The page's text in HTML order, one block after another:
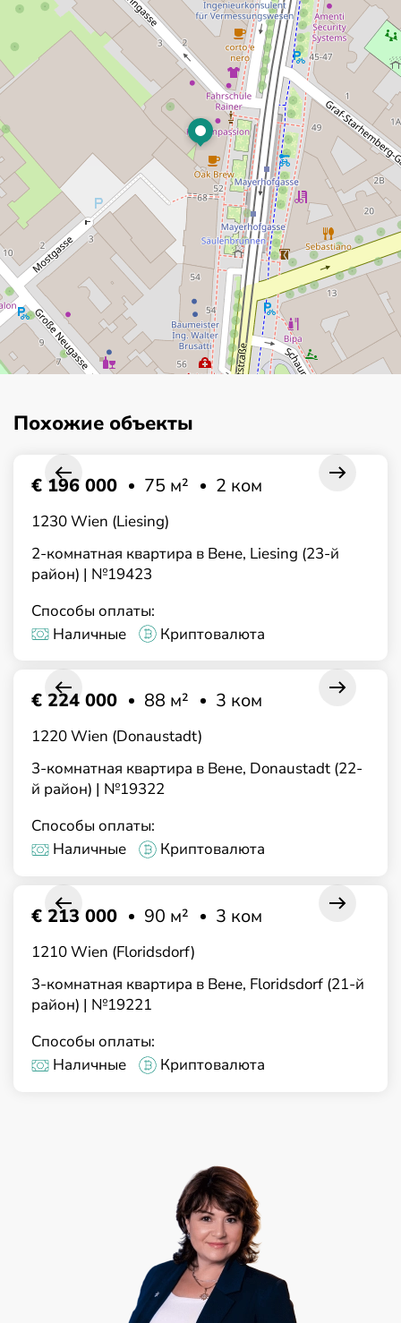
Похожие объекты
2-комнатная квартира в Вене, Liesing (23-й
район) | №19423
€ 196 000 75 м² 2 ком
1230 Wien (Liesing)
Способы оплаты:
Наличные
Криптовалюта
3-комнатная квартира в Вене, Donaustadt (22-
й район) | №19322
€ 224 000 88 м² 3 ком
1220 Wien (Donaustadt)
Способы оплаты:
Наличные
Криптовалюта
3-комнатная квартира в Вене, Floridsdorf (21-й
район) | №19221
€ 213 000 90 м² 3 ком
1210 Wien (Floridsdorf)
Способы оплаты:
Наличные
Криптовалюта